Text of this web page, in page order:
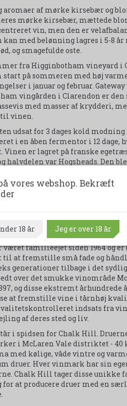
af mørke kirsebær og
mørke kirsebær, mættede
vin, men den er
med belønning lagres i 5-8
og smagefulde oste.
fra Higginbotham vineyard i
start på sommeren med høj
i januar og februar.
vingården i Clarendon er
med masser af krydderi,
vinen.
udsat for 3 dages kold
i en åben fermentor i 12 dage,
er lagret på franske
halvdelen var Hogsheads. Den
få vingårde i James Hallidays
stjerner (5 red star winery in
familieejet siden 1964 og
til at fremstille små fade og
generationer tilbage i det
over det smukke vinområde
og disse ekstremt
at fremstille vine i tårnhøj
indsats fra
af deres sted og liv.
i spidsen for Chalk Hill.
i McLaren Vale distriktet - 40
med kølige, våde vintre og
druer. Hver vinmark har sin
Chalk Hill tager disse unikke
at producere druer med en
vores webshop. Bekræft
18 år Jeg er over 18 år